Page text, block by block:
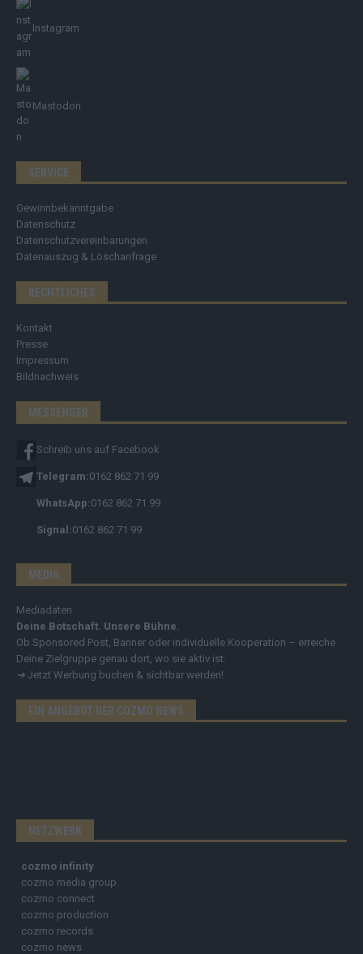
Instagram
Mastodon
SERVICE
Gewinnbekanntgabe
Datenschutz
Datenschutzvereinbarungen
Datenauszug & Löschanfrage
RECHTLICHES
Kontakt
Presse
Impressum
Bildnachweis
MESSENGER
Schreib uns auf Facebook
Telegram:0162 862 71 99
WhatsApp:0162 862 71 99
Signal:0162 862 71 99
MEDIA
Mediadaten
Deine Botschaft. Unsere Bühne.
Ob Sponsored Post, Banner oder individuelle Kooperation – erreiche
Deine Zielgruppe genau dort, wo sie aktiv ist.
➔ Jetzt Werbung buchen & sichtbar werden!
EIN ANGEBOT DER COZMO NEWS
NETZWERK
cozmo infinity
cozmo media group
cozmo connect
cozmo production
cozmo records
cozmo news